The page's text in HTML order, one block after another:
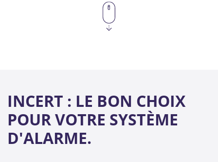
INCERT : LE BON CHOIX
POUR VOTRE SYSTÈME
D'ALARME.